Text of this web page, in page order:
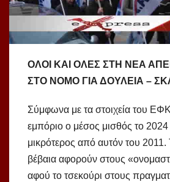
ΟΛΟΙ ΚΑΙ ΟΛΕΣ ΣΤΗ ΝΕΑ
ΣΤΟ ΝΟΜΟ ΓΙΑ ΔΟΥΛΕΙΑ –
Σύμφωνα με τα στοιχεία του
εμπόριο ο μέσος μισθός το
μικρότερος από αυτόν του 2011.
βέβαια αφορούν στους
αφού το τσεκούρι στους